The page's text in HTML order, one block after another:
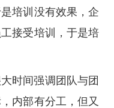
培训没有效果，企
接受培训，于是培
时间强调团队与团
内部有分工，但又